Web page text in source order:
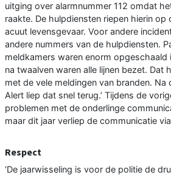
uitging over alarmnummer 112 omdat
raakte. De hulpdiensten riepen hierin op
acuut levensgevaar. Voor andere
andere nummers van de hulpdiensten.
meldkamers waren enorm
na twaalven waren alle lijnen bezet. Dat
met de vele meldingen van branden. Na
Alert liep dat snel terug.’ Tijdens de
problemen met de onderlinge
maar dit jaar verliep de communicatie
Respect
‘De jaarwisseling is voor de politie de